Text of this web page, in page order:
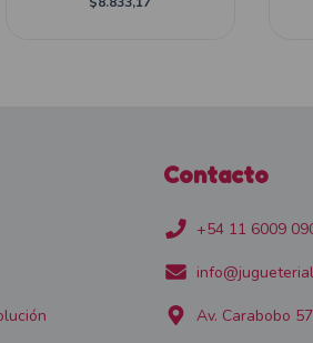
Contacto
+54 11 6009
Av. Carabobo